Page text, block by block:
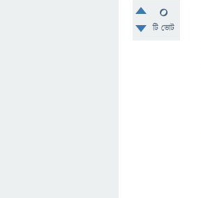
0
টি ভোট